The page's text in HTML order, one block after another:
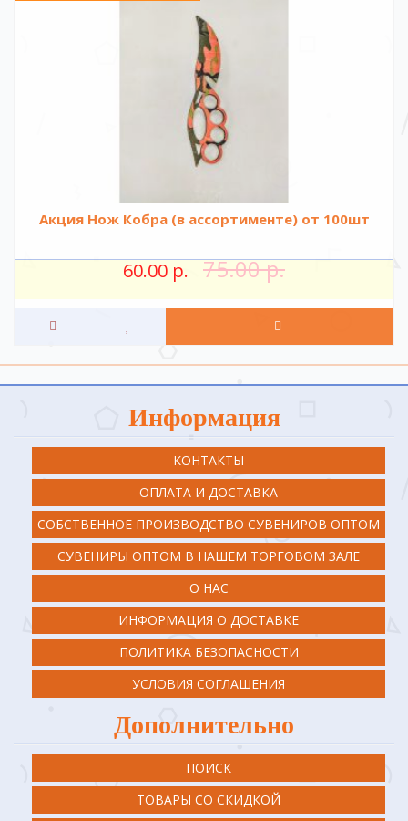
Акция Нож Кобра (в ассортименте) от 100шт
60.00 р. 75.00 р.
Информация
КОНТАКТЫ
ОПЛАТА И ДОСТАВКА
СОБСТВЕННОЕ ПРОИЗВОДСТВО СУВЕНИРОВ ОПТОМ
СУВЕНИРЫ ОПТОМ В НАШЕМ ТОРГОВОМ ЗАЛЕ
О НАС
ИНФОРМАЦИЯ О ДОСТАВКЕ
ПОЛИТИКА БЕЗОПАСНОСТИ
УСЛОВИЯ СОГЛАШЕНИЯ
Дополнительно
ПОИСК
ТОВАРЫ СО СКИДКОЙ